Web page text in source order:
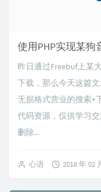
使用PHP实现某狗
昨日通过Freebuf上某
下载，那么今天这篇
无损格式营业的搜索+
代码资源，仅供学习
删除...
心语 2018 年 02